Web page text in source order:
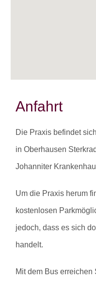
Anfahrt
Die Praxis befindet
in Oberhausen
Johanniter
Um die Praxis herum
kostenlosen
jedoch, dass es sich
handelt.
Mit dem Bus